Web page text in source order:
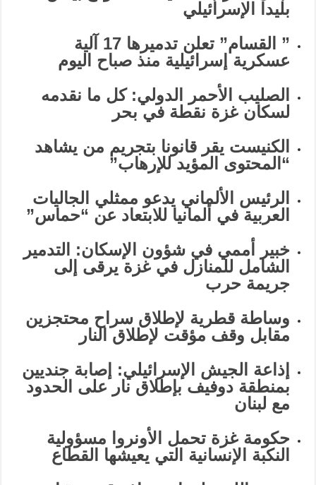
بليدا الإسرائيلي
” القسام” تعلن تدميرها 17 آلية
عسكرية إسرائيلية منذ صباح اليوم
الصليب الأحمر الدولي: كل ما نقدمه
لسكان غزة نقطة في بحر
الكنيست يقر قانونا بتجريم من يشاهد
“المحتوى المؤيد للإرهاب”
الرئيس الألماني يدعو ممثلي الجاليات
العربية في ألمانيا للابتعاد عن “حماس”
خبير أممي في شؤون الإسكان: التدمير
الشامل للمنازل في غزة يرقى إلى
جريمة حرب
وساطة قطرية لإطلاق سراح محتجزين
مقابل وقف مؤقت لإطلاق النار
إذاعة الجيش الإسرائيلي: إصابة جنديين
بمنطقة دوفيف بإطلاق نار على الحدود
مع لبنان
حكومة غزة تحمل الأونروا مسؤولية
النكبة الإنسانية التي يعيشها القطاع